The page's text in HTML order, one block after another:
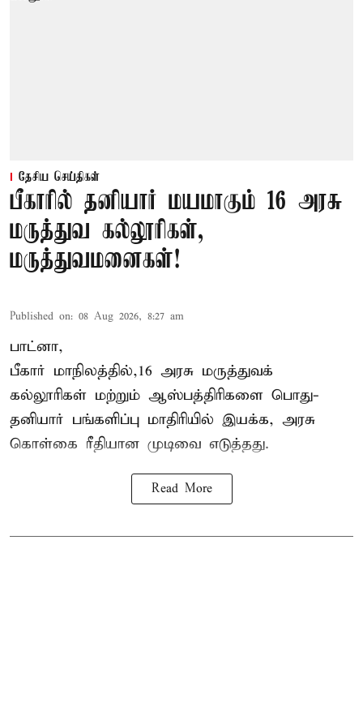
தேசிய செய்திகள்
பீகாரில் தனியார் மயமாகும் 16 அரசு
மருத்துவ கல்லூரிகள்,
மருத்துவமனைகள்!
Published on: 08 Aug 2026, 8:27 am
பாட்னா,
பீகார் மாநிலத்தில்,16 அரசு மருத்துவக்
கல்லூரிகள் மற்றும் ஆஸ்பத்திரிகளை பொது-
தனியார் பங்களிப்பு மாதிரியில் இயக்க, அரசு
கொள்கை ரீதியான முடிவை எடுத்தது.
Read More